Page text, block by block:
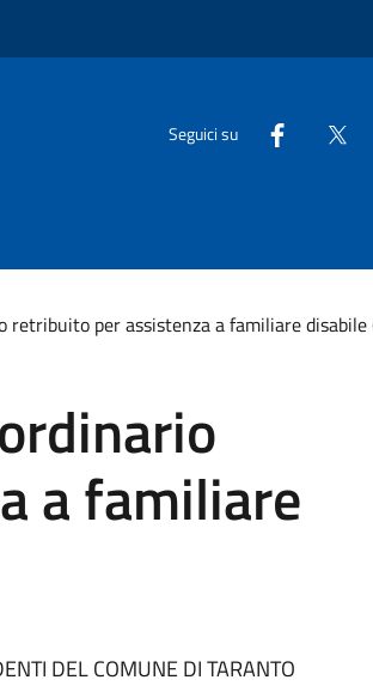
Seguici su
retribuito per assistenza a familiare disabile
a familiare
DEL COMUNE DI TARANTO